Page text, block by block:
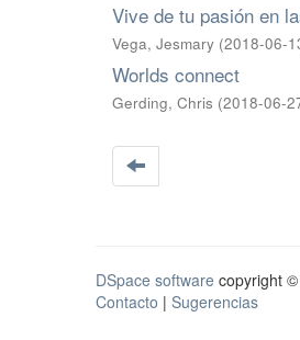
Vive de tu pasión en
Vega, Jesmary (2018-06-
Worlds connect
Gerding, Chris (2018-06-
DSpace software copyright
Contacto | Sugerencias